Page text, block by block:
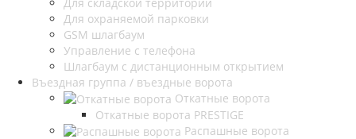
Для охраняемой парковки
GSM шлагбаум
Управление с телефона
Шлагбаум с дистанционным открытием
Въездная группа / въездные ворота
Откатные ворота
Откатные ворота PRESTIGE
Распашные ворота